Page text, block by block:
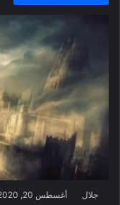
جلال أغسطس 20, 2020